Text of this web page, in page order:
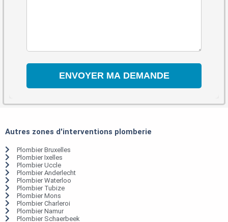
Autres zones d'interventions plomberie
Plombier Bruxelles
Plombier Ixelles
Plombier Uccle
Plombier Anderlecht
Plombier Waterloo
Plombier Tubize
Plombier Mons
Plombier Charleroi
Plombier Namur
Plombier Schaerbeek